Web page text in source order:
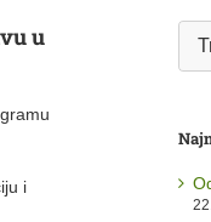
u
i